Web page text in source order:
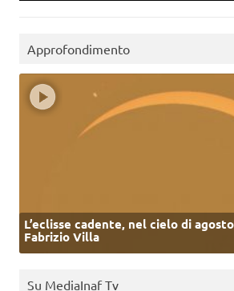
Approfondimento
L’eclisse cadente, nel cielo di
Fabrizio Villa
Su MediaInaf Tv